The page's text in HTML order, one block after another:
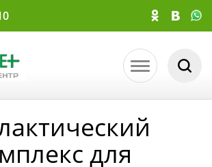
для